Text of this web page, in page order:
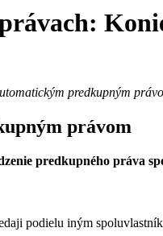
predkupným
právom
predkupného práva
podielu iným